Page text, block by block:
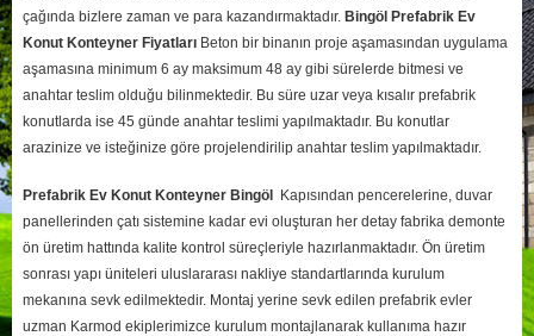
çağında bizlere zaman ve para kazandırmaktadır. Bingöl Prefabrik Ev
Konut Konteyner Fiyatları Beton bir binanın proje aşamasından uygulama
aşamasına minimum 6 ay maksimum 48 ay gibi sürelerde bitmesi ve
anahtar teslim olduğu bilinmektedir. Bu süre uzar veya kısalır prefabrik
konutlarda ise 45 günde anahtar teslimi yapılmaktadır. Bu konutlar
arazinize ve isteğinize göre projelendirilip anahtar teslim yapılmaktadır.
Prefabrik Ev Konut Konteyner Bingöl
Kapısından pencerelerine, duvar
panellerinden çatı sistemine kadar evi oluşturan her detay fabrika demonte
ön üretim hattında kalite kontrol süreçleriyle hazırlanmaktadır. Ön üretim
sonrası yapı üniteleri uluslararası nakliye standartlarında kurulum
mekanına sevk edilmektedir. Montaj yerine sevk edilen prefabrik evler
uzman Karmod ekiplerimizce kurulum montajlanarak kullanıma hazır